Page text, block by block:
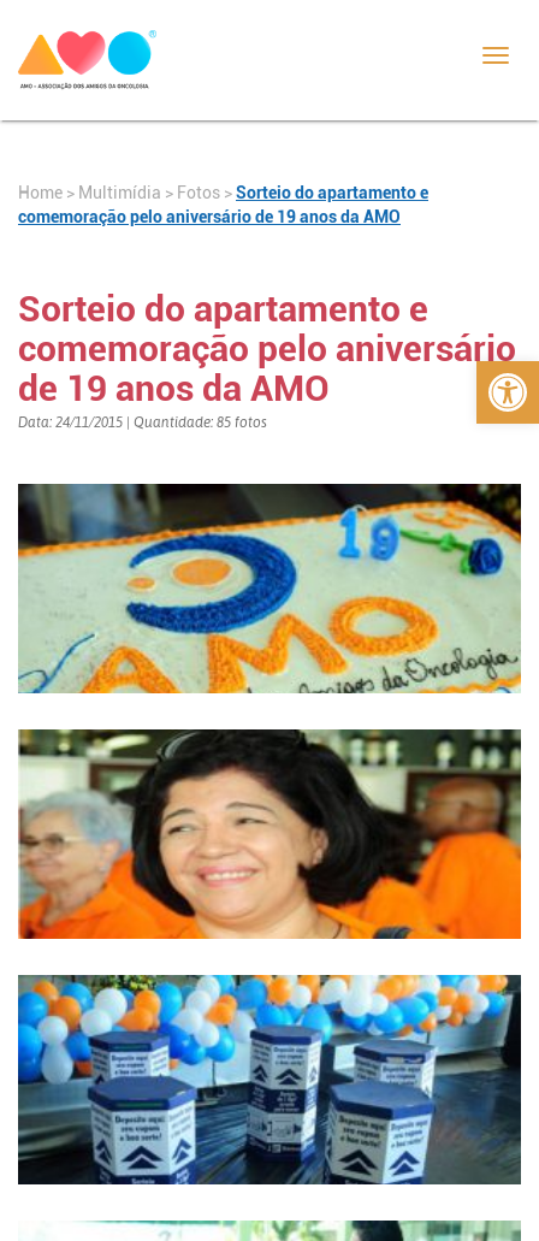
Abrir
Home > Multimídia > Fotos >Sorteio do apartamento e
comemoração pelo aniversário de 19 anos da AMO
Sorteio do apartamento e
comemoração pelo aniversário
de 19 anos da AMO
Data: 24/11/2015 | Quantidade: 85 fotos